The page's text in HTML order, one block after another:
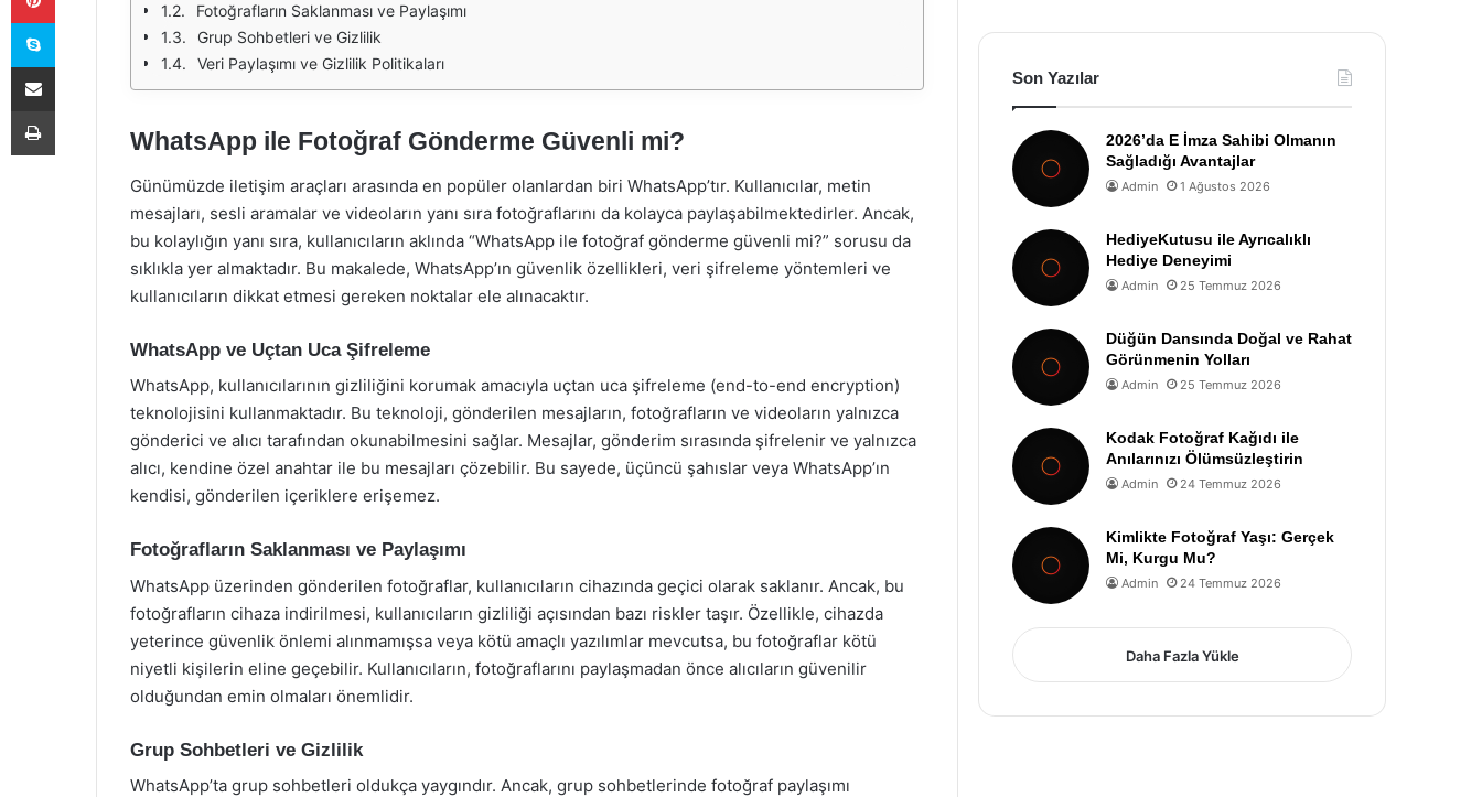
Fotoğrafların Saklanması ve Paylaşımı
Grup Sohbetleri ve Gizlilik
Veri Paylaşımı ve Gizlilik Politikaları
WhatsApp ile Fotoğraf Gönderme Güvenli mi?
Günümüzde iletişim araçları arasında en popüler olanlardan biri WhatsApp’tır. Kullanıcılar, metin
mesajları, sesli aramalar ve videoların yanı sıra fotoğraflarını da kolayca paylaşabilmektedirler. Ancak,
bu kolaylığın yanı sıra, kullanıcıların aklında “WhatsApp ile fotoğraf gönderme güvenli mi?” sorusu da
sıklıkla yer almaktadır. Bu makalede, WhatsApp’ın güvenlik özellikleri, veri şifreleme yöntemleri ve
kullanıcıların dikkat etmesi gereken noktalar ele alınacaktır.
WhatsApp ve Uçtan Uca Şifreleme
WhatsApp, kullanıcılarının gizliliğini korumak amacıyla uçtan uca şifreleme (end-to-end encryption)
teknolojisini kullanmaktadır. Bu teknoloji, gönderilen mesajların, fotoğrafların ve videoların yalnızca
gönderici ve alıcı tarafından okunabilmesini sağlar. Mesajlar, gönderim sırasında şifrelenir ve yalnızca
alıcı, kendine özel anahtar ile bu mesajları çözebilir. Bu sayede, üçüncü şahıslar veya WhatsApp’ın
kendisi, gönderilen içeriklere erişemez.
Fotoğrafların Saklanması ve Paylaşımı
WhatsApp üzerinden gönderilen fotoğraflar, kullanıcıların cihazında geçici olarak saklanır. Ancak, bu
fotoğrafların cihaza indirilmesi, kullanıcıların gizliliği açısından bazı riskler taşır. Özellikle, cihazda
yeterince güvenlik önlemi alınmamışsa veya kötü amaçlı yazılımlar mevcutsa, bu fotoğraflar kötü
niyetli kişilerin eline geçebilir. Kullanıcıların, fotoğraflarını paylaşmadan önce alıcıların güvenilir
olduğundan emin olmaları önemlidir.
Grup Sohbetleri ve Gizlilik
WhatsApp’ta grup sohbetleri oldukça yaygındır. Ancak, grup sohbetlerinde fotoğraf paylaşımı
Son Yazılar
2026’da E İmza Sahibi Olmanın
Sağladığı Avantajlar
Admin 1 Ağustos 2026
HediyeKutusu ile Ayrıcalıklı
Hediye Deneyimi
Admin 25 Temmuz 2026
Düğün Dansında Doğal ve Rahat
Görünmenin Yolları
Admin 25 Temmuz 2026
Kodak Fotoğraf Kağıdı ile
Anılarınızı Ölümsüzleştirin
Admin 24 Temmuz 2026
Kimlikte Fotoğraf Yaşı: Gerçek
Mi, Kurgu Mu?
Admin 24 Temmuz 2026
Daha Fazla Yükle
Skype
E-Posta ile paylaş